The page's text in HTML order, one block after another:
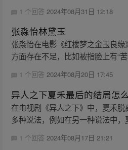
1 个回答2024年08月31日 12:18
张淼怡林黛玉
张淼怡在电影《红楼梦之金玉良
方面存在不足，比如被指脸上有“
1 个回答2024年08月20日 17:45
异人之下夏禾最后的结局怎
在电视剧《异人之下》中，夏禾
多种说法，例如在另一种说法中
1 个回答 2024年08月17日 21:21